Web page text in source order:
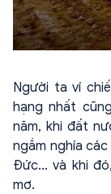
Người ta ví
hạng nhất
năm, khi đất
ngắm nghía
Đức... và khi
mơ.